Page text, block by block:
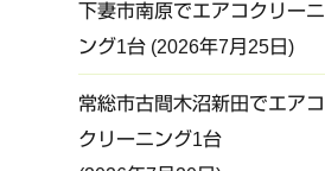
下妻市南原でエアコクリーニ
ング1台 2026年7月25日
常総市古間木沼新田でエアコ
クリーニング1台